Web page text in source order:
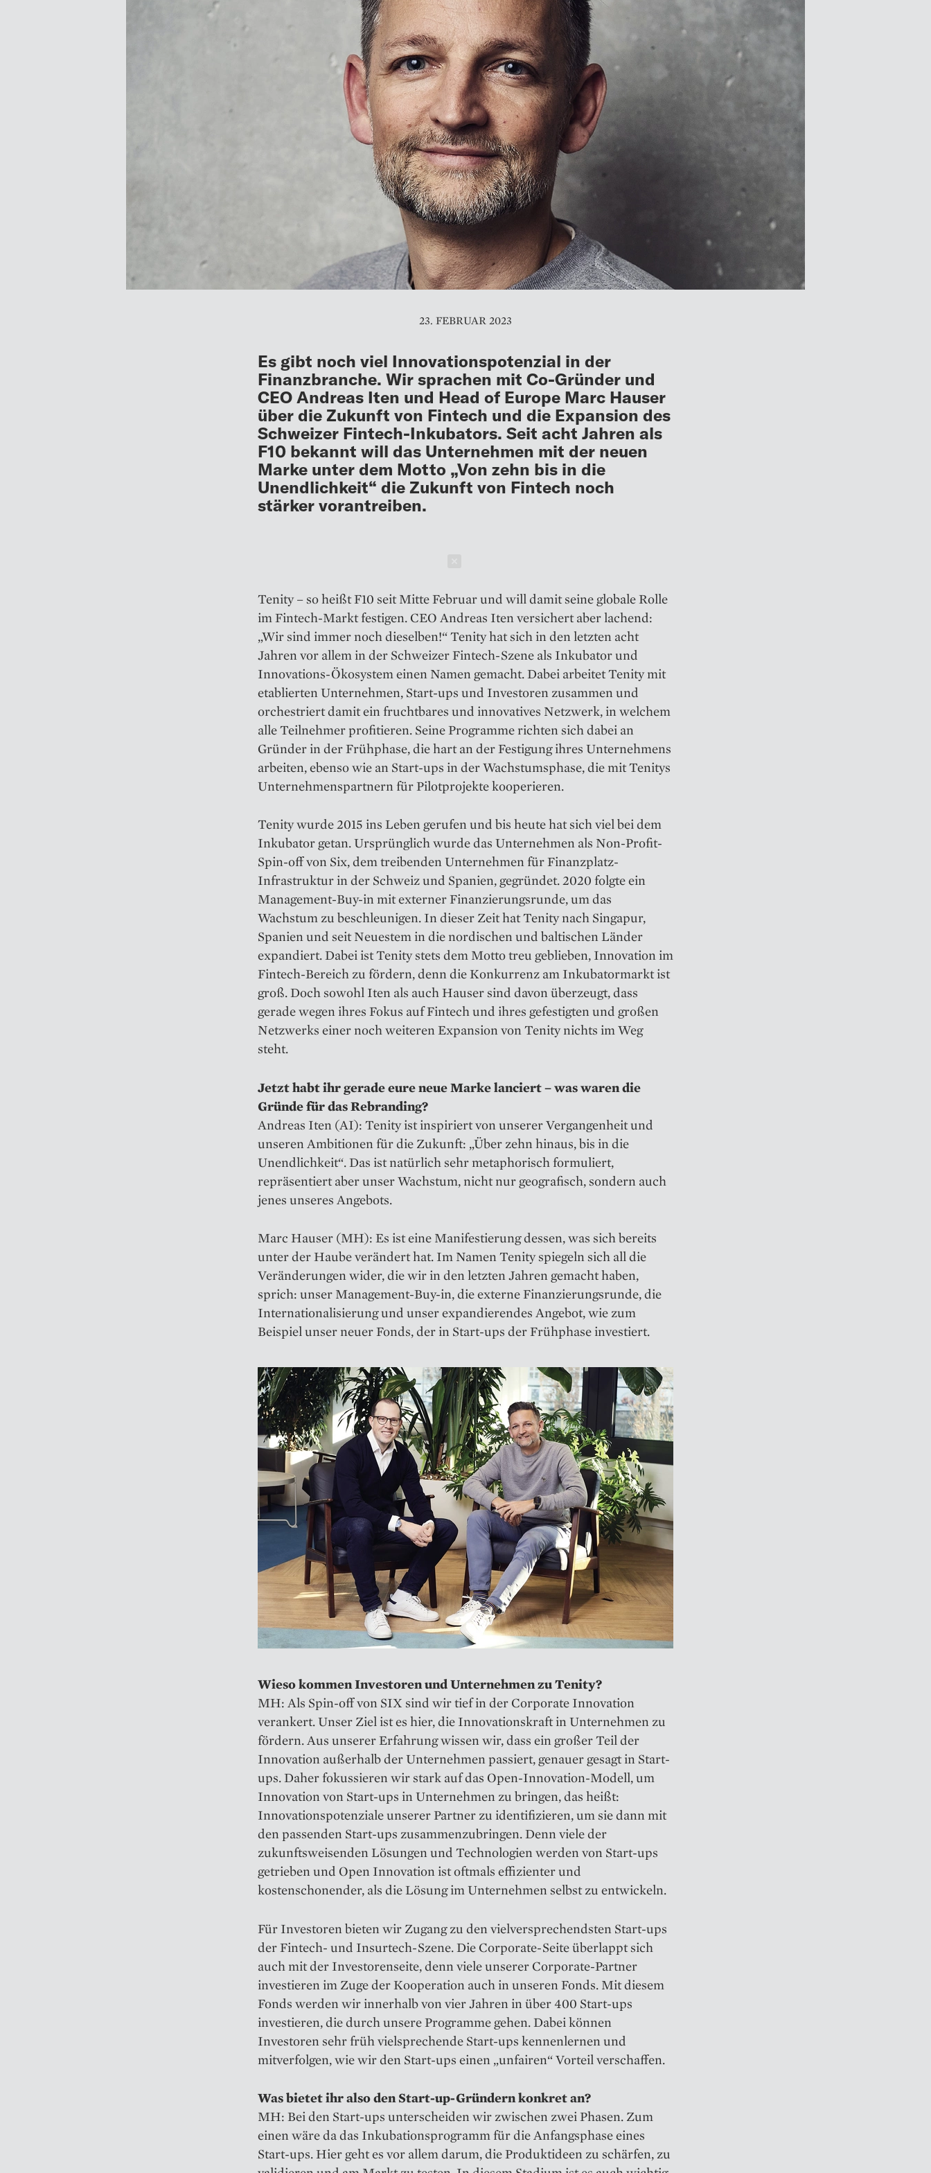
23. FEBRUAR 2023
Es gibt noch viel Innovationspotenzial in der
Finanzbranche. Wir sprachen mit Co-Gründer und
CEO Andreas Iten und Head of Europe Marc Hauser
über die Zukunft von Fintech und die Expansion des
Schweizer Fintech-Inkubators. Seit acht Jahren als
F10 bekannt will das Unternehmen mit der neuen
Marke unter dem Motto „Von zehn bis in die
Unendlichkeit“ die Zukunft von Fintech noch
stärker vorantreiben.
Tenity – so heißt F10 seit Mitte Feb­ruar und will damit seine globale Rolle
im Fintech-Markt festigen. CEO An­dreas Iten versichert aber lachend:
„Wir sind immer noch dieselben!“ Tenity hat sich in den letzten acht
Jahren vor allem in der Schweizer Fintech-Szene als Inkubator und
Innovations-Ökosystem einen Namen gemacht. Dabei arbeitet Tenity mit
etablierten Unternehmen, Start-ups und Investoren zusammen und
orchestriert damit ein fruchtbares und innovatives Netzwerk, in welchem
alle Teilnehmer profitieren. Seine Programme richten sich dabei an
Gründer in der Frühphase, die hart an der Festigung ihres Unternehmens
arbeiten, ebenso wie an Start-ups in der Wachstumsphase, die mit Tenitys
Unternehmenspartnern für Pilotprojekte kooperieren.
Tenity wurde 2015 ins Leben gerufen und bis heute hat sich viel bei dem
Inkubator getan. Ursprünglich wurde das Unternehmen als Non-Profit-
Spin-off von Six, dem treibenden Unternehmen für Finanzplatz-
Infrastruktur in der Schweiz und Spanien, gegründet. 2020 folgte ein
Management-Buy-in mit externer Finanzie­rungsrunde, um das
Wachstum zu beschleunigen. In dieser Zeit hat Tenity nach Singapur,
Spanien und seit Neuestem in die nordischen und baltischen Länder
expandiert. Dabei ist Tenity stets dem Motto treu geblieben, Innovation im
Fintech-­Bereich zu fördern, denn die Konkurrenz am Inkubatormarkt ist
groß. Doch sowohl Iten als auch Hauser sind davon überzeugt, dass
gerade wegen ihres Fokus auf Fintech und ihres gefestigten und großen
Netzwerks einer noch weiteren Expansion von Tenity nichts im Weg
steht.
Jetzt habt ihr gerade eure neue ­Marke lanciert – was waren die
Gründe für das Rebranding?
Andreas Iten (AI): Tenity ist inspiriert von unserer Vergangenheit und
unseren Ambitionen für die Zukunft: „Über zehn hinaus, bis in die
Unendlichkeit“. Das ist natürlich sehr metaphorisch formuliert,
repräsentiert aber unser Wachstum, nicht nur geografisch, sondern auch
jenes unseres Angebots.
Marc Hauser (MH): Es ist eine Manifestierung dessen, was sich bereits
unter der Haube verändert hat. Im Namen Tenity spiegeln sich all die
Veränderungen wider, die wir in den letzten Jahren gemacht haben,
sprich: unser Management-Buy-in, die externe Finanzierungs­runde, die
Internationalisierung und unser expandierendes Angebot, wie zum
Beispiel unser neuer Fonds, der in Start-ups der Frühphase investiert.
Wieso kommen Investoren und Unternehmen zu Tenity?
MH: Als Spin-off von SIX sind wir tief in der Corporate Innovation
verankert. Unser Ziel ist es hier, die Innovationskraft in Unternehmen zu
fördern. Aus unserer Erfahrung wissen wir, dass ein großer Teil der
Innovation außerhalb der Unternehmen passiert, genauer gesagt in Start-
ups. Daher fokussieren wir stark auf das Open-Innovation-Modell, um
Innovation von Start-ups in Unternehmen zu bringen, das heißt:
Innovationspotenziale unserer Partner zu identifizieren, um sie dann mit
den passenden Start-ups zusammenzubringen. Denn viele der
zukunftsweisenden Lösungen und Technologien werden von Start-ups
getrieben und Open Innovation ist oftmals effizienter und
kostenschonender, als die Lösung im Unternehmen selbst zu entwickeln.
Für Investoren bieten wir Zugang zu den vielversprechendsten Start-ups
der Fintech- und Insurtech-Szene. Die Corporate-Seite überlappt sich
auch mit der Investorenseite, denn viele unserer Corporate-Partner
investieren im Zuge der Kooperation auch in unseren Fonds. Mit diesem
Fonds werden wir innerhalb von vier Jahren in über 400 Start-ups
investieren, die durch unsere Programme gehen. Dabei können
Investoren sehr früh vielsprechende Start-ups kennenlernen und
mitverfolgen, wie wir den Start-ups einen „unfairen“ Vorteil verschaffen.
Was bietet ihr also den Start-up-Gründern konkret an?
MH: Bei den Start-ups unterscheiden wir zwischen zwei Phasen. Zum
einen wäre da das Inkubationsprogramm für die Anfangsphase eines
Start-ups. Hier geht es vor allem darum, die Produktideen zu schärfen, zu